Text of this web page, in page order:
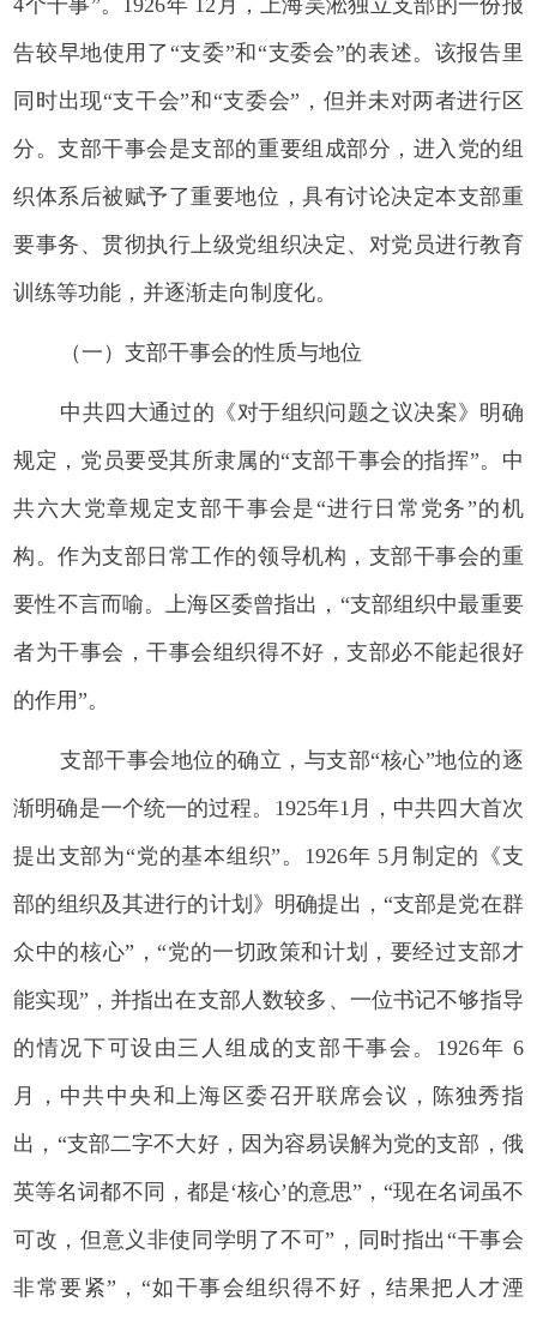
告较早地使用了“支委”和“支委会”的表述。该报告里
同时出现“支干会”和“支委会”，但并未对两者进行区
分。支部干事会是支部的重要组成部分，进入党的组
织体系后被赋予了重要地位，具有讨论决定本支部重
要事务、贯彻执行上级党组织决定、对党员进行教育
训练等功能，并逐渐走向制度化。
（一）支部干事会的性质与地位
中共四大通过的《对于组织问题之议决案》明确
规定，党员要受其所隶属的“支部干事会的指挥”。中
共六大党章规定支部干事会是“进行日常党务”的机
构。作为支部日常工作的领导机构，支部干事会的重
要性不言而喻。上海区委曾指出，“支部组织中最重要
者为干事会，干事会组织得不好，支部必不能起很好
的作用”。
支部干事会地位的确立，与支部“核心”地位的逐
渐明确是一个统一的过程。1925年1月，中共四大首次
提出支部为“党的基本组织”。1926年 5月制定的《支
部的组织及其进行的计划》明确提出，“支部是党在群
众中的核心”，“党的一切政策和计划，要经过支部才
能实现”，并指出在支部人数较多、一位书记不够指导
的情况下可设由三人组成的支部干事会。1926年 6
月，中共中央和上海区委召开联席会议，陈独秀指
出，“支部二字不大好，因为容易误解为党的支部，俄
英等名词都不同，都是‘核心’的意思”，“现在名词虽不
可改，但意义非使同学明了不可”，同时指出“干事会
非常要紧”，“如干事会组织得不好，结果把人才湮